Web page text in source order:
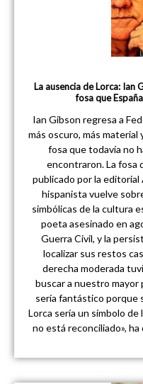
La ausencia de Lorca: Ian
fosa que
Ian Gibson regresa a
más oscuro, más material
fosa que todavía no
encontraron. La fosa
publicado por la editorial
hispanista vuelve
simbólicas de la cultura
poeta asesinado en
Guerra Civil, y la
localizar sus restos
derecha moderada
buscar a nuestro
sería fantástico porque
Lorca sería un símbolo
no está reconciliado»,